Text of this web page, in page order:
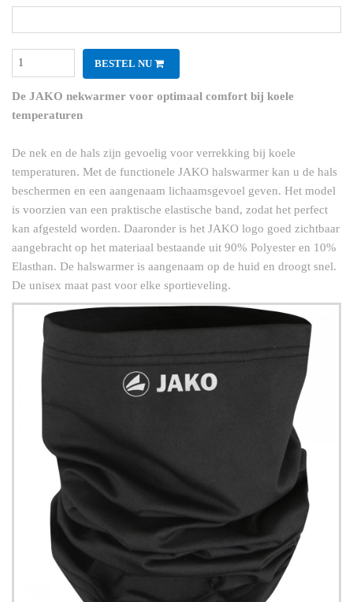
BESTEL NU
De JAKO nekwarmer voor optimaal comfort bij koele
temperaturen
De nek en de hals zijn gevoelig voor verrekking bij koele
temperaturen. Met de functionele JAKO halswarmer kan u de hals
beschermen en een aangenaam lichaamsgevoel geven. Het model
is voorzien van een praktische elastische band, zodat het perfect
kan afgesteld worden. Daaronder is het JAKO logo goed zichtbaar
aangebracht op het materiaal bestaande uit 90% Polyester en 10%
Elasthan. De halswarmer is aangenaam op de huid en droogt snel.
De unisex maat past voor elke sportieveling.